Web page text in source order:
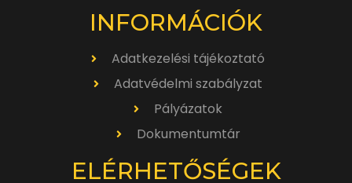
INFORMÁCIÓK
Adatkezelési tájékoztató
Adatvédelmi szabályzat
Pályázatok
Dokumentumtár
ELÉRHETŐSÉGEK